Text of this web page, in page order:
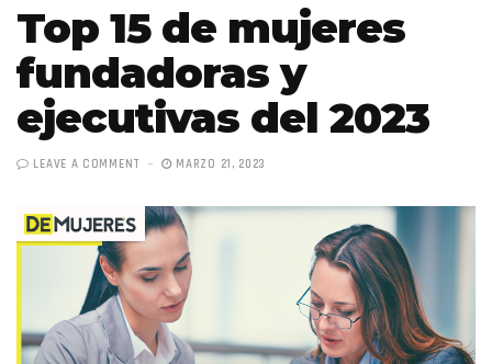
Top 15 de mujeres
fundadoras y
ejecutivas del 2023
LEAVE A COMMENT MARZO 21, 2023